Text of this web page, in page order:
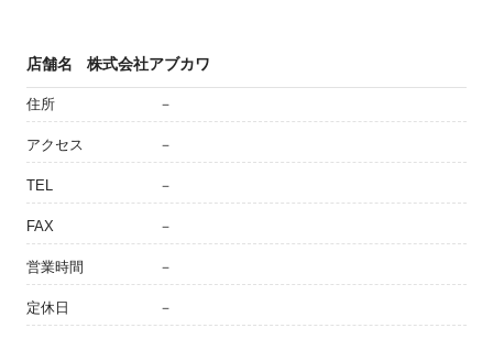
店舗名 株式会社アブカワ
住所 －
アクセス －
TEL －
FAX －
営業時間 －
定休日 －